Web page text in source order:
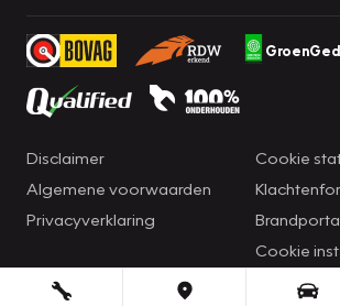
Disclaimer
Algemene voorwaarden
Privacyverklaring
Cookie
Cookie